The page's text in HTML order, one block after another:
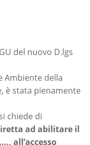
del nuovo D.lgs
Ambiente della
è stata pienamente
chiede di
ad abilitare il
all’accesso